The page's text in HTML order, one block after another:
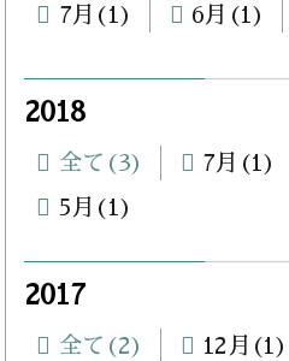
7月(1)
6月(1)
2018
全て(3) 7月(1)
5月(1)
2017
全て(2) 12月(1)